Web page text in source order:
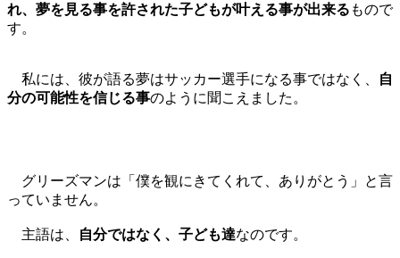
れ、夢を見る事を許された子どもが叶える事が出来る もので
す。
私には、彼が語る夢はサッカー選手になる事ではなく、
自
分の可能性を信じる事のように聞こえました。
グリーズマンは「僕を観にきてくれて、ありがとう」と言
っていません。
主語は、 自分ではなく、子ども達なのです。